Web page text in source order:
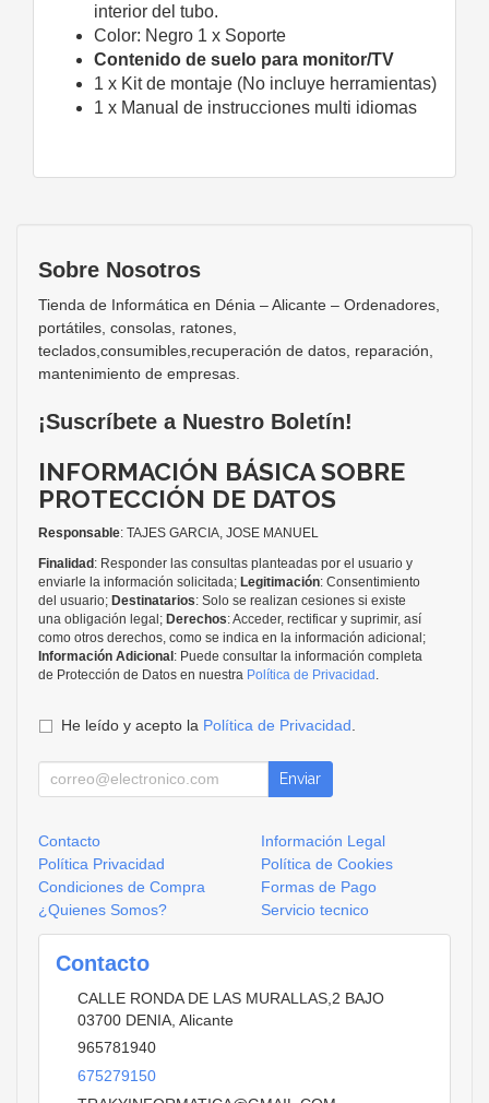
interior del tubo.
Color: Negro 1 x Soporte
Contenido de suelo para monitor/TV
1 x Kit de montaje (No incluye herramientas)
1 x Manual de instrucciones multi idiomas
Sobre Nosotros
Tienda de Informática en Dénia – Alicante – Ordenadores,
portátiles, consolas, ratones,
teclados,consumibles,recuperación de datos, reparación,
mantenimiento de empresas.
¡Suscríbete a Nuestro Boletín!
INFORMACIÓN BÁSICA SOBRE
PROTECCIÓN DE DATOS
Responsable: TAJES GARCIA, JOSE MANUEL
Finalidad : Responder las consultas planteadas por el usuario y
enviarle la información solicitada; Legitimación: Consentimiento
del usuario; Destinatarios: Solo se realizan cesiones si existe
una obligación legal; Derechos: Acceder, rectificar y suprimir, así
como otros derechos, como se indica en la información adicional;
Información Adicional : Puede consultar la información completa
de Protección de Datos en nuestra Política de Privacidad
He leído y acepto la Política de Privacidad
Enviar
Contacto
Información Legal
Política Privacidad
Política de Cookies
Condiciones de Compra
Formas de Pago
¿Quienes Somos?
Servicio tecnico
Contacto
CALLE RONDA DE LAS MURALLAS,2 BAJO
03700 DENIA Alicante
965781940
675279150